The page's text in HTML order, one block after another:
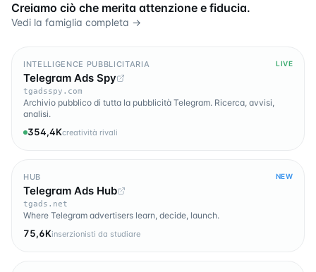
Creiamo ciò che merita attenzione e fiducia.
Vedi la famiglia completa →
INTELLIGENCE PUBBLICITARIA LIVE
Telegram Ads Spy
tgadsspy.com
Archivio pubblico di tutta la pubblicità Telegram. Ricerca, avvisi,
analisi.
354,4Kcreatività rivali
HUB NEW
Telegram Ads Hub
tgads.net
Where Telegram advertisers learn, decide, launch.
75,6Kinserzionisti da studiare